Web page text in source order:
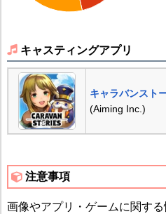
キャスティングアプリ
キャラバンスト
(Aiming Inc.)
注意事項
画像やアプリ・ゲームに関す